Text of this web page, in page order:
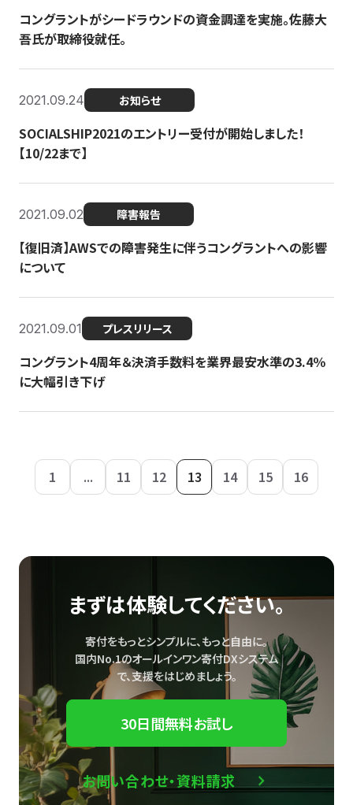
コングラントがシードラウンドの資金調達を実施。佐藤大
吾氏が取締役就任。
2021.09.24 お知らせ
SOCIALSHIP2021のエントリー受付が開始しました！
【10/22まで】
2021.09.02 障害報告
【復旧済】AWSでの障害発生に伴うコングラントへの影響
について
2021.09.01 プレスリリース
コングラント4周年＆決済手数料を業界最安水準の3.4％
に大幅引き下げ
1 ... 11 12 13 14 15 16
まずは体験してください。
寄付をもっとシンプルに、もっと自由に。
国内No.1のオールインワン寄付DXシステム
で、支援をはじめましょう。
30日間無料お試し
お問い合わせ・資料請求